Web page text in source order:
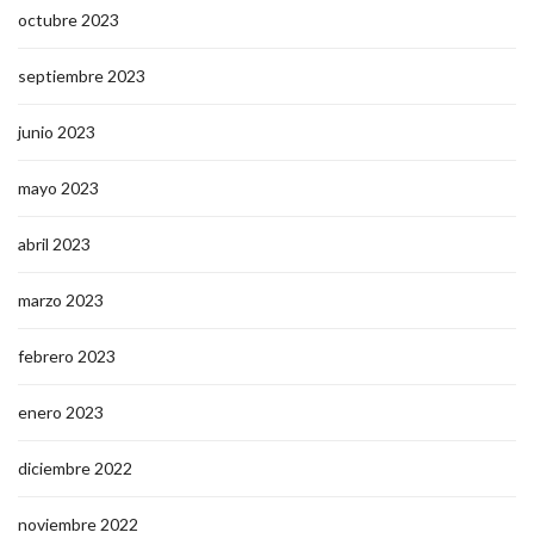
octubre 2023
septiembre 2023
junio 2023
mayo 2023
abril 2023
marzo 2023
febrero 2023
enero 2023
diciembre 2022
noviembre 2022